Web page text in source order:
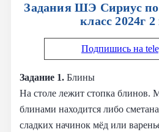
Задания ШЭ Сириус
класс 2024г
Подпишись на
Задание 1. Блины
На столе лежит стопка блинов.
блинами находится либо
сладких начинок мёд или